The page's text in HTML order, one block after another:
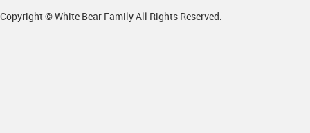
Copyright © White Bear Family All Rights Reserved.